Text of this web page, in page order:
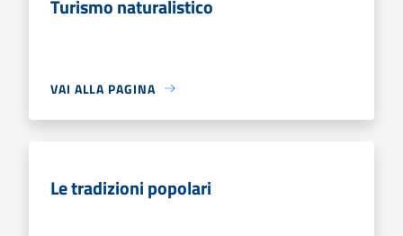
Turismo naturalistico
VAI ALLA PAGINA
Le tradizioni popolari